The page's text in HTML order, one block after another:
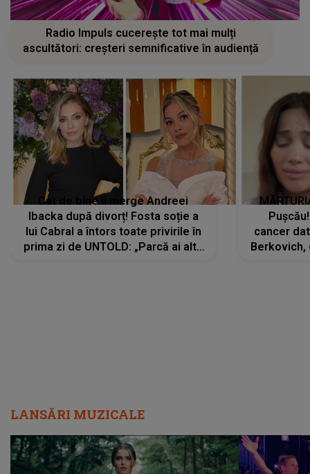
Radio Impuls cucerește tot mai mulți
ascultători: creșteri semnificative în audiență
Cât de bine îi merge Andreei
Ibacka după divorț! Fosta soție a
lui Cabral a întors toate privirile în
prima zi de UNTOLD: „Parcă ai altă
cancer
LANSĂRI MUZICALE